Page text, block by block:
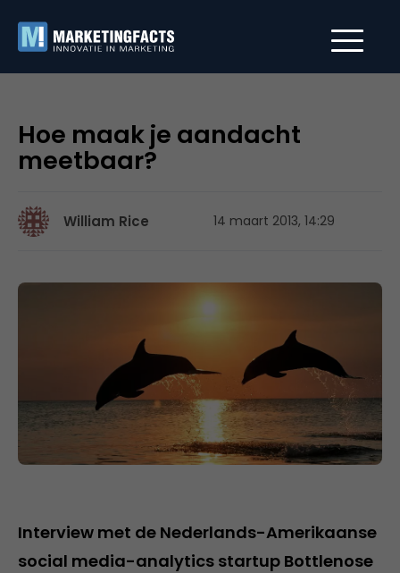
Hoe maak je aandacht
meetbaar?
William Rice 14 maart 2013, 14:29
Interview met de Nederlands-Amerikaanse
social media-analytics startup Bottlenose